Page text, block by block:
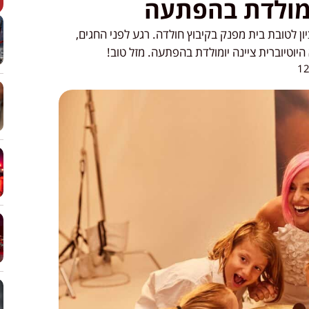
בהפתעה
לטובת בית מפנק בקיבוץ חולדה. רגע לפני החגים,
ציינה יומולדת בהפתעה. מזל טוב!